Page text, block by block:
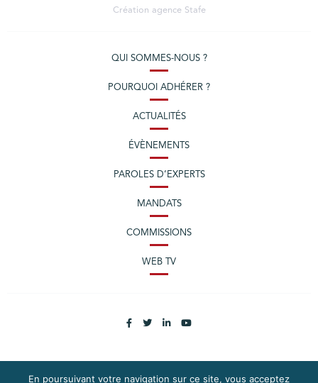
Création agence Stafe
QUI SOMMES-NOUS ?
POURQUOI ADHÉRER ?
ACTUALITÉS
ÉVÈNEMENTS
PAROLES D’EXPERTS
MANDATS
COMMISSIONS
WEB TV
En poursuivant votre navigation sur ce site, vous acceptez